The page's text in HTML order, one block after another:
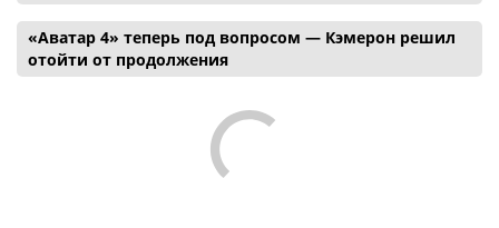
«Аватар 4» теперь под вопросом — Кэмерон решил
отойти от продолжения